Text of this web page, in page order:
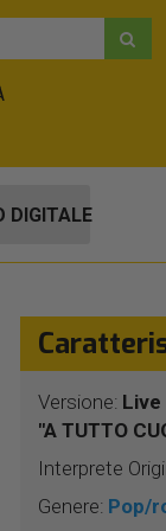
DIGITALE
Versione: Live
"A TUTTO
Interprete
Genere: Pop/